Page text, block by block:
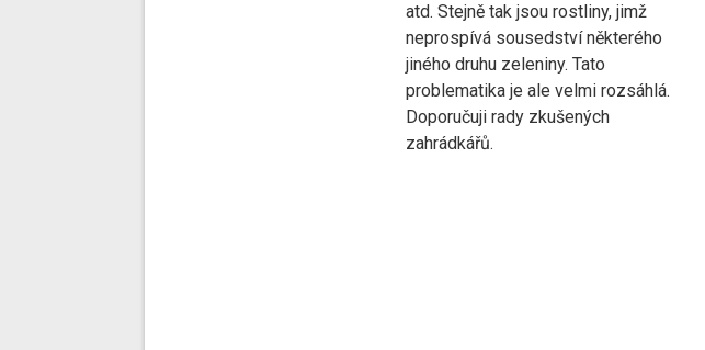
atd. Stejně tak jsou rostliny, jimž
neprospívá sousedství některého
jiného druhu zeleniny. Tato
problematika je ale velmi rozsáhlá.
Doporučuji rady zkušených
zahrádkářů.